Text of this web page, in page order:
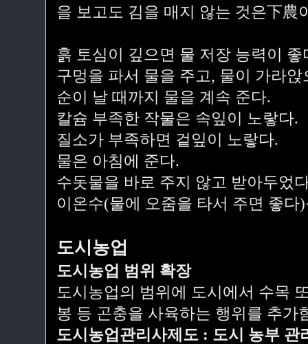
을 보고도 김을 매지 않는 것은下農
흙 토심이 깊으면 물 저장 능력이 좋
구멍을 파서 물을 주고, 물이 가라
순이 날 때까지 물을 계속 준다.
칼슘 부족한 작물은 속잎이 노랗다.
질소가 부족하면 겉잎이 노랗다.
물은 아침에 준다.
수돗물을 바로 주지 않고 받아두었
이온수(물에 오줌을 타서 주면 좋다
도시농업
도시농업 범위 확장
도시농업의 범위에 도시에서 수목
봉 등 곤충을 사육하는 행위를 추가
도시농업관리사제도 : 도시 농부 관